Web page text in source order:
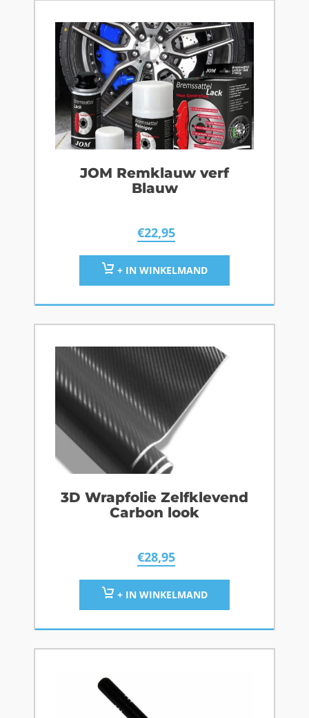
JOM Remklauw verf
Blauw
€22,95
+ IN WINKELMAND
3D Wrapfolie Zelfklevend
Carbon look
€28,95
+ IN WINKELMAND